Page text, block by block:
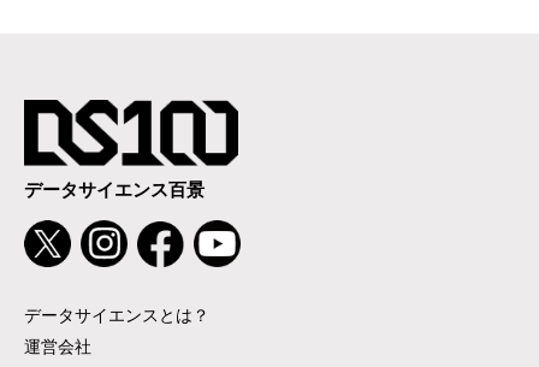
データサイエンス百景
データサイエンスとは？
運営会社